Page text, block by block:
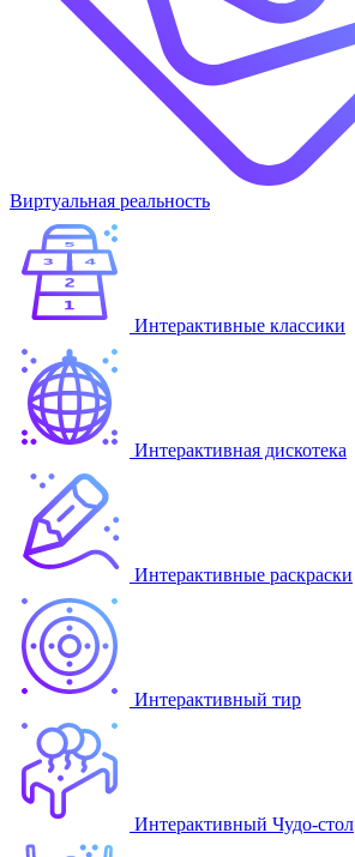
Виртуальная реальность
Интерактивные классики
Интерактивная дискотека
Интерактивные раскраски
Интерактивный тир
Интерактивный Чудо-стол